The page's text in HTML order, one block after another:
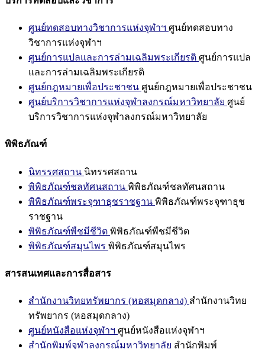
ศูนย์ทดสอบทางวิชาการแห่งจุฬาฯ ศูนย์ทดสอบทาง
วิชาการแห่งจุฬาฯ
ศูนย์การแปลและการล่ามเฉลิมพระเกียรติ ศูนย์การแปล
และการล่ามเฉลิมพระเกียรติ
ศูนย์กฎหมายเพื่อประชาชน ศูนย์กฎหมายเพื่อประชาชน
ศูนย์บริการวิชาการแห่งจุฬาลงกรณ์มหาวิทยาลัย ศูนย์
บริการวิชาการแห่งจุฬาลงกรณ์มหาวิทยาลัย
พิพิธภัณฑ์
นิทรรศสถาน นิทรรศสถาน
พิพิธภัณฑ์ชลทัศนสถาน พิพิธภัณฑ์ชลทัศนสถาน
พิพิธภัณฑ์พระจุฑาธุชราชฐาน พิพิธภัณฑ์พระจุฑาธุช
ราชฐาน
พิพิธภัณฑ์พืชมีชีวิต พิพิธภัณฑ์พืชมีชีวิต
พิพิธภัณฑ์สมุนไพร พิพิธภัณฑ์สมุนไพร
สารสนเทศและการสื่อสาร
สำนักงานวิทยทรัพยากร (หอสมุดกลาง) สำนักงานวิทย
ทรัพยากร (หอสมุดกลาง)
ศูนย์หนังสือแห่งจุฬาฯ ศูนย์หนังสือแห่งจุฬาฯ
สำนักพิมพ์จุฬาลงกรณ์มหาวิทยาลัย สำนักพิมพ์